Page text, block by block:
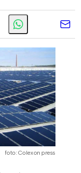
foto: Colexon press